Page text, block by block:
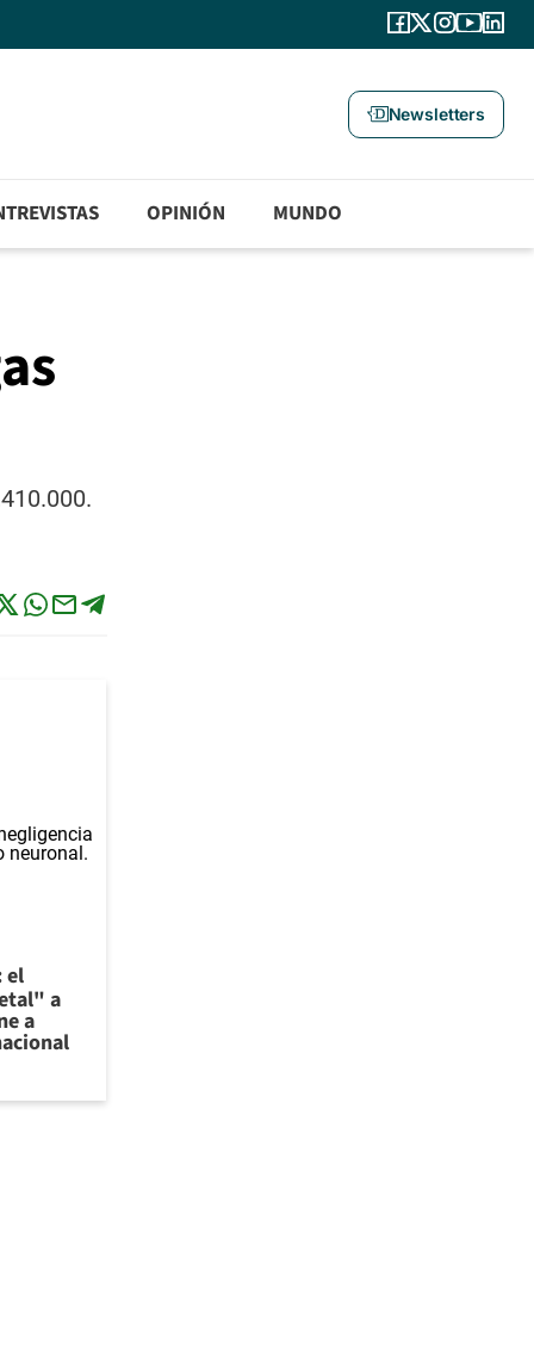
Newsletters
OPINIÓN MUNDO
el
a
a